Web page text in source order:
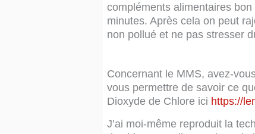
compléments alimentaires
minutes. Après cela on peut
non pollué et ne pas stresser
Concernant le MMS, avez-
vous permettre de savoir ce
Dioxyde de Chlore ici https://
J’ai moi-même reproduit la